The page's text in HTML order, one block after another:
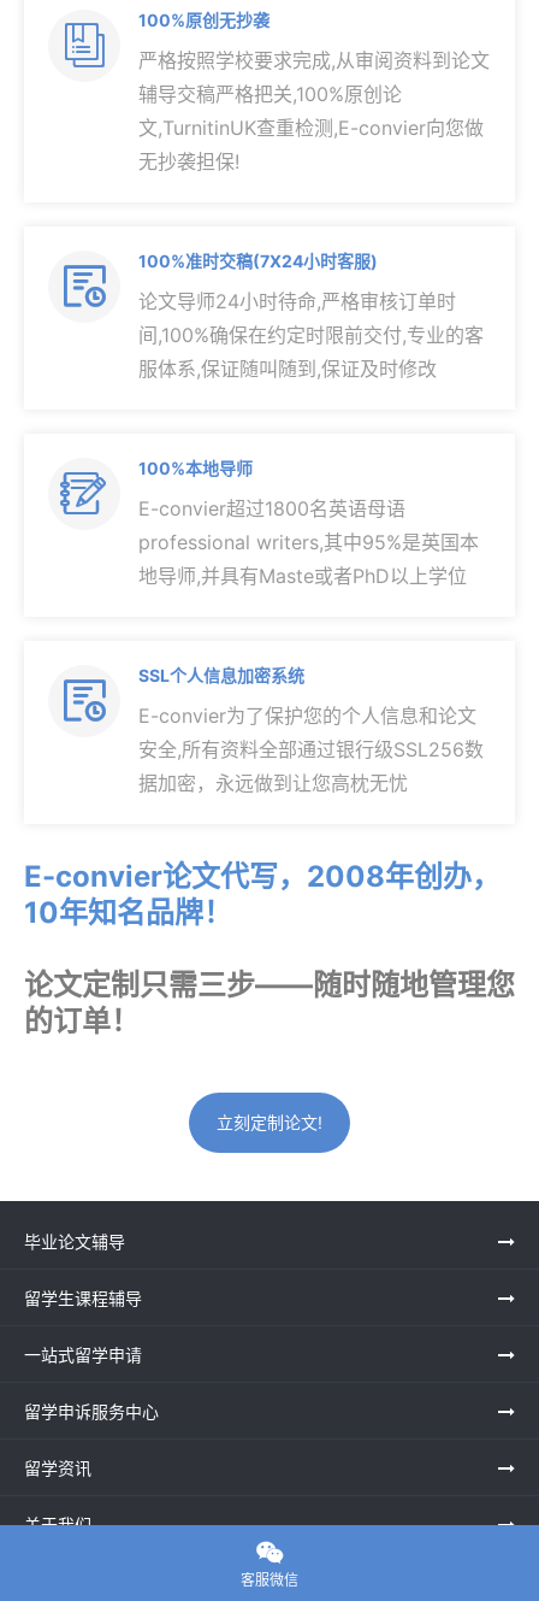

100%原创无抄袭
严格按照学校要求完成,从审阅资料到论文
辅导交稿严格把关,100%原创论
文,TurnitinUK查重检测,E-convier向您做
无抄袭担保!

100%准时交稿(7X24小时客服)
论文导师24小时待命,严格审核订单时
间,100%确保在约定时限前交付,专业的客
服体系,保证随叫随到,保证及时修改

100%本地导师
E-convier超过1800名英语母语
professional writers,其中95%是英国本
地导师,并具有Maste或者PhD以上学位

SSL个人信息加密系统
E-convier为了保护您的个人信息和论文
安全,所有资料全部通过银行级SSL256数
据加密，永远做到让您高枕无忧
E-convier论文代写，2008年创办，
10年知名品牌！
论文定制只需三步——随时随地管理您
的订单！
立刻定制论文!
毕业论文辅导
留学生课程辅导
一站式留学申请
留学申诉服务中心
留学资讯
关于我们

客服微信